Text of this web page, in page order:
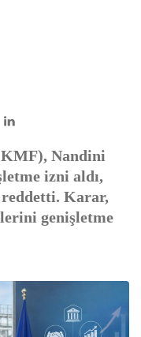
Nandini
izni aldı,
reddetti. Karar,
genişletme